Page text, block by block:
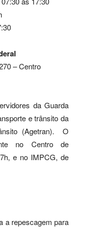
– Centro
da Guarda
e trânsito da
(Agetran). O
no Centro de
e no IMPCG, de
a repescagem para